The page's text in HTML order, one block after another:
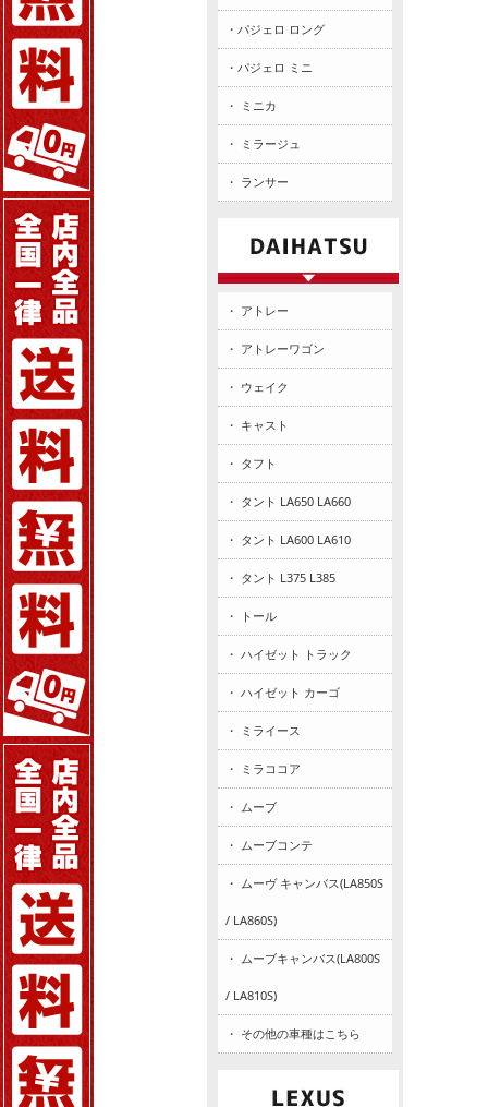
・パジェロ ロング
・パジェロ ミニ
・ ミニカ
・ ミラージュ
・ ランサー
・ アトレー
・ アトレーワゴン
・ ウェイク
・ キャスト
・ タフト
・ タント LA650 LA660
・ タント LA600 LA610
・ タント L375 L385
・ トール
・ ハイゼット トラック
・ ハイゼット カーゴ
・ ミライース
・ ミラココア
・ ムーブ
・ ムーブコンテ
・ ムーヴ キャンバス(LA850S
/ LA860S)
・ ムーブキャンバス(LA800S
/ LA810S)
・ その他の車種はこちら